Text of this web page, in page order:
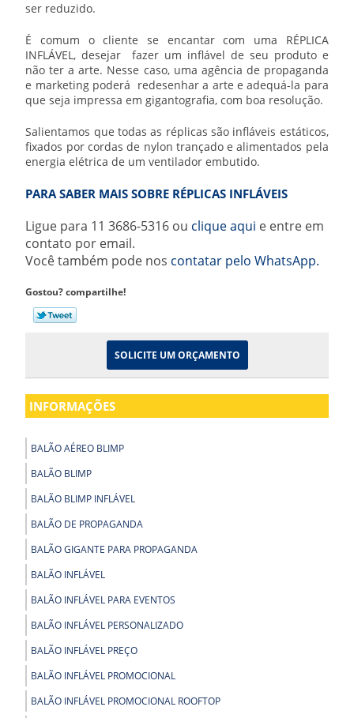
ser reduzido.
É comum o cliente se encantar com uma RÉPLICA
INFLÁVEL, desejar fazer um inflável de seu produto e
não ter a arte. Nesse caso, uma agência de propaganda
e marketing poderá redesenhar a arte e adequá-la para
que seja impressa em gigantografia, com boa resolução.
Salientamos que todas as réplicas são infláveis estáticos,
fixados por cordas de nylon trançado e alimentados pela
energia elétrica de um ventilador embutido.
PARA SABER MAIS SOBRE RÉPLICAS INFLÁVEIS
Ligue para 11 3686-5316 ou clique aqui e entre em
contato por email.
Você também pode nos contatar pelo WhatsApp.
Gostou? compartilhe!
SOLICITE UM ORÇAMENTO
INFORMAÇÕES
BALÃO AÉREO BLIMP
BALÃO BLIMP
BALÃO BLIMP INFLÁVEL
BALÃO DE PROPAGANDA
BALÃO GIGANTE PARA PROPAGANDA
BALÃO INFLÁVEL
BALÃO INFLÁVEL PARA EVENTOS
BALÃO INFLÁVEL PERSONALIZADO
BALÃO INFLÁVEL PREÇO
BALÃO INFLÁVEL PROMOCIONAL
BALÃO INFLÁVEL PROMOCIONAL ROOFTOP